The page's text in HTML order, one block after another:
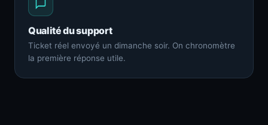
Qualité du support
Ticket réel envoyé un dimanche soir. On chronomètre
la première réponse utile.